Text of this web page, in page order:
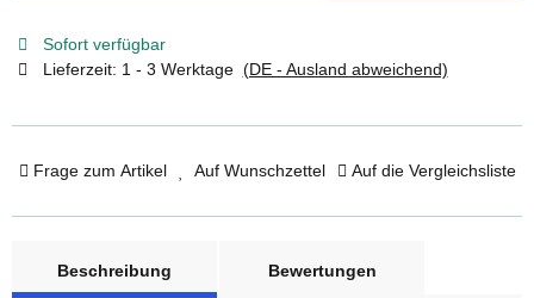
Sofort verfügbar
Lieferzeit: 1 - 3 Werktage (DE - Ausland abweichend)
Frage zum Artikel Auf Wunschzettel Auf die Vergleichsliste
Beschreibung
Bewertungen